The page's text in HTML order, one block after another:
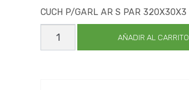
CUCH P/GARL AR S PAR 320X30X3
CUCH
P/GARL
AR
AÑADIR AL CARRITO